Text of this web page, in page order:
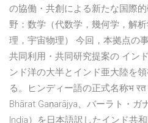
の協働・共創による新たな国際
野：数学（代数学，幾何学，解
理，宇宙物理） 今回，本拠点の
共同利用・共同研究提案の イン
ンド洋の大半とインド亜大陸を
る。ヒンディー語の正式名称भ
Bhārat Gaṇarājya、バーラト・
India）を日本語訳したインド共